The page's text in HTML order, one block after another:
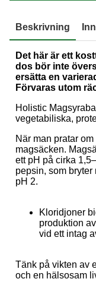
Beskrivning
Det här är ett
dos bör inte
ersätta en
Förvaras utom
Holistic
vegetabiliska,
När man pratar
magsäcken.
ett pH på cirka
pepsin, som bryter
pH 2.
Kloridjoner
produktion
vid ett intag
Tänk på vikten av
och en hälsosam